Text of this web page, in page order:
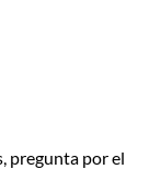
pregunta por el